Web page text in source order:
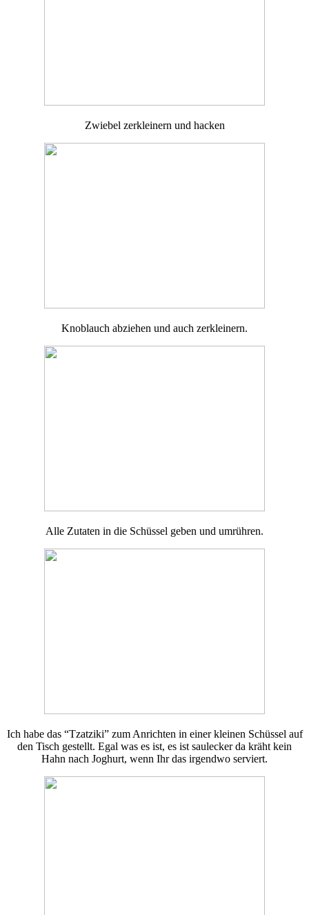
Zwiebel zerkleinern und hacken
Knoblauch abziehen und auch zerkleinern.
Alle Zutaten in die Schüssel geben und umrühren.
Ich habe das “Tzatziki” zum Anrichten in einer kleinen Schüssel auf
den Tisch gestellt. Egal was es ist, es ist saulecker da kräht kein
Hahn nach Joghurt, wenn Ihr das irgendwo serviert.